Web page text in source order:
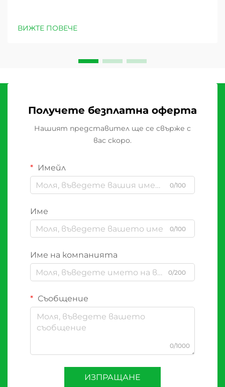
ВИЖТЕ ПОВЕЧЕ
Получете безплатна оферта
Нашият представител ще се свърже с
вас скоро.
Имейл
0/100
Име
0/100
Име на компанията
0/200
Съобщение
0/1000
ИЗПРАЩАНЕ